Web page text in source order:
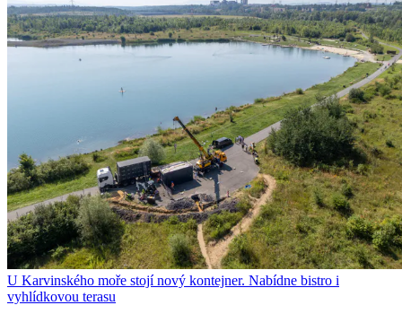
U Karvinského moře stojí nový kontejner. Nabídne bistro i
vyhlídkovou terasu